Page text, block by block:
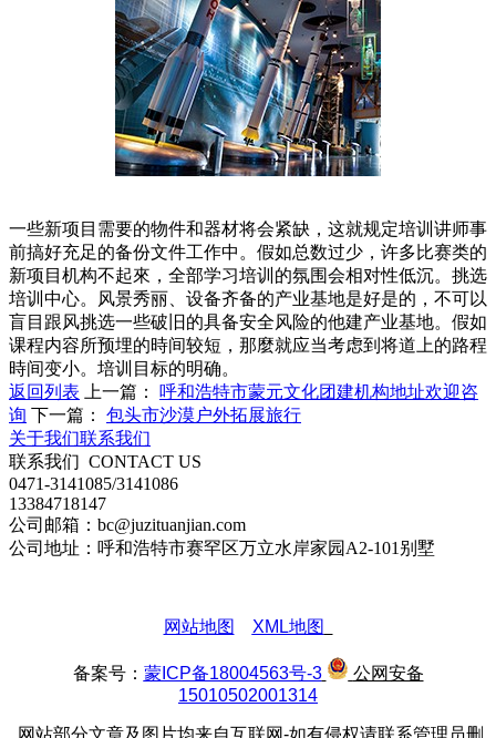
一些新项目需要的物件和器材将会紧缺，这就规定培训讲师事
前搞好充足的备份文件工作中。假如总数过少，许多比赛类的
新项目机构不起來，全部学习培训的氛围会相对性低沉。挑选
培训中心。风景秀丽、设备齐备的产业基地是好是的，不可以
盲目跟风挑选一些破旧的具备安全风险的他建产业基地。假如
课程内容所预埋的時间较短，那麼就应当考虑到将道上的路程
時间变小。培训目标的明确。
返回列表
上一篇： 呼和浩特市蒙元文化团建机构地址欢迎咨
询 下一篇： 包头市沙漠户外拓展旅行
关于我们联系我们
联系我们 CONTACT US
0471-3141085/3141086
13384718147
公司邮箱：bc@juzituanjian.com
公司地址：呼和浩特市赛罕区万立水岸家园A2-101别墅
网站地图 XML地图
备案号： 蒙ICP备18004563号-3
公网安备
15010502001314
网站部分文章及图片均来自互联网-如有侵权请联系管理员删